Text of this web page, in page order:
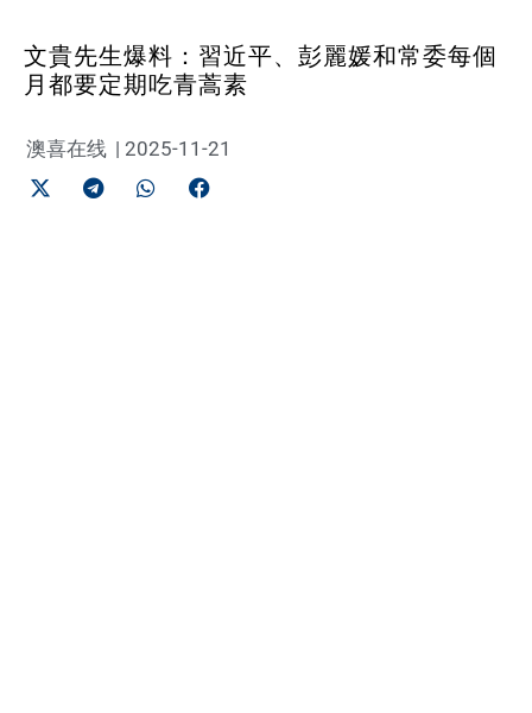
文貴先生爆料：習近平、彭麗媛和常委每個
月都要定期吃青蒿素
澳喜在线 | 2025-11-21